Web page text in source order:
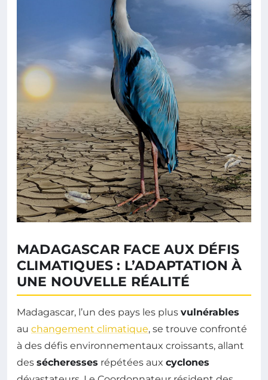
MADAGASCAR FACE AUX DÉFIS
CLIMATIQUES : L’ADAPTATION À
UNE NOUVELLE RÉALITÉ
Madagascar, l’un des pays les plus vulnérables
au changement climatique, se trouve confronté
à des défis environnementaux croissants, allant
des sécheresses répétées aux cyclones